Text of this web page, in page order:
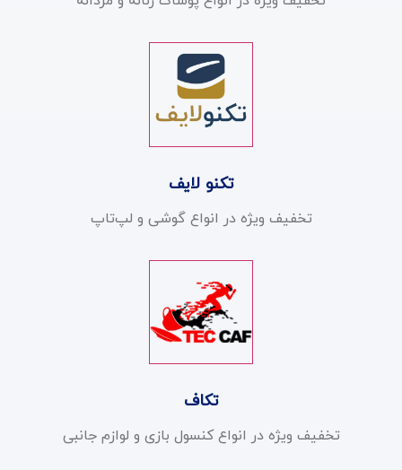
تکنو لایف
تخفیف ویژه در انواع گوشی و لپ‌تاپ
تکاف
تخفیف ویژه در انواع کنسول بازی و لوازم جانبی